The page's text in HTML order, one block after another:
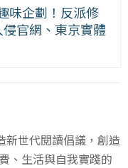
味企劃！反派修
侵官網、東京實體
新世代閱讀倡議，創造
、生活與自我實踐的